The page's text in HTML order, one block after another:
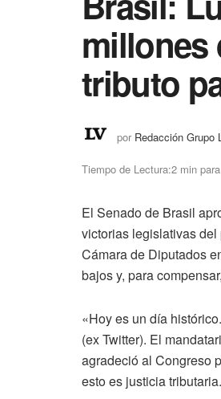
millones
tributo
por Redacción Grupo
Tiempo de Lectura:2 min
El Senado de Brasil
victorias legislativas
Cámara de Diputados
bajos y, para
«Hoy es un día
(ex Twitter). El
agradeció al Congreso
esto es justicia